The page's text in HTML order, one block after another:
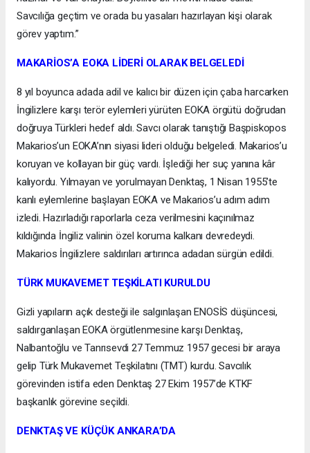
Savcılığa geçtim ve orada bu yasaları hazırlayan kişi olarak
görev yaptım.”
MAKARİOS’A EOKA LİDERİ OLARAK BELGELEDİ
8 yıl boyunca adada adil ve kalıcı bir düzen için çaba harcarken
İngilizlere karşı terör eylemleri yürüten EOKA örgütü doğrudan
doğruya Türkleri hedef aldı. Savcı olarak tanıştığı Başpiskopos
Makarios’un EOKA’nın siyasi lideri olduğu belgeledi. Makarios’u
koruyan ve kollayan bir güç vardı. İşlediği her suç yanına kâr
kalıyordu. Yılmayan ve yorulmayan Denktaş, 1 Nisan 1955’te
kanlı eylemlerine başlayan EOKA ve Makarios’u adım adım
izledi. Hazırladığı raporlarla ceza verilmesini kaçınılmaz
kıldığında İngiliz valinin özel koruma kalkanı devredeydi.
Makarios İngilizlere saldırıları artırınca adadan sürgün edildi.
TÜRK MUKAVEMET TEŞKİLATI KURULDU
Gizli yapıların açık desteği ile salgınlaşan ENOSİS düşüncesi,
saldırganlaşan EOKA örgütlenmesine karşı Denktaş,
Nalbantoğlu ve Tanrısevdi 27 Temmuz 1957 gecesi bir araya
gelip Türk Mukavemet Teşkilatını (TMT) kurdu. Savcılık
görevinden istifa eden Denktaş 27 Ekim 1957’de KTKF
başkanlık görevine seçildi.
DENKTAŞ VE KÜÇÜK ANKARA’DA